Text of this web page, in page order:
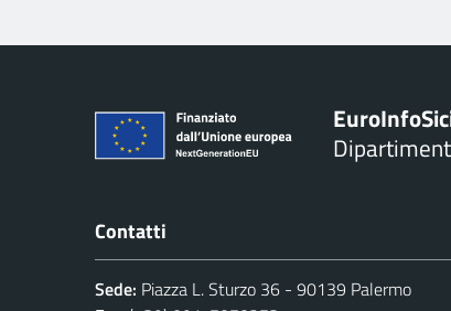
EuroInfo
Contatti
Sede: Piazza L. Sturzo 36 - 90139 Palermo